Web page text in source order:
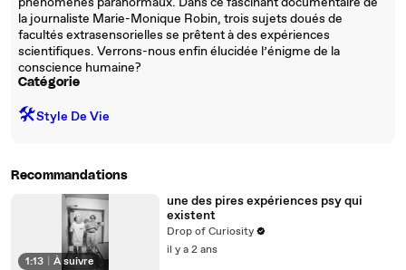
la journaliste Marie-Monique Robin, trois sujets doués de
facultés extrasensorielles se prêtent à des expériences
scientifiques. Verrons-nous enfin élucidée l’énigme de la
conscience humaine?
Catégorie
🛠️Style De Vie
Recommandations
1:13 À suivre
une des pires expériences psy qui
existent
Drop of Curiosity
il y a 2 ans